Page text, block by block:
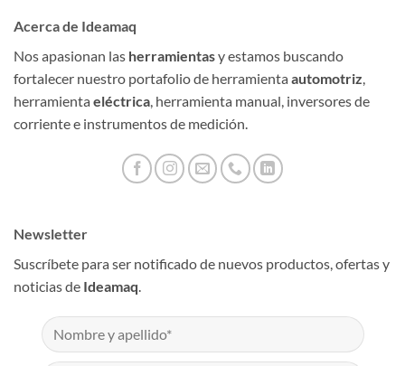
Acerca de Ideamaq
Nos apasionan las herramientasy estamos buscando
fortalecer nuestro portafolio de herramienta automotriz,
herramienta eléctrica, herramienta manual, inversores de
corriente e instrumentos de medición.
Newsletter
Suscríbete para ser notificado de nuevos productos, ofertas y
noticias de Ideamaq.